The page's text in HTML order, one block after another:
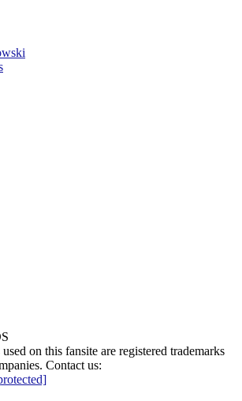
on this fansite are registered trademarks
Contact us: